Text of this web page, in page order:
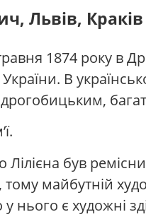
Львів,
1874 року в
України. В
був
тому майбутній
нього є художні